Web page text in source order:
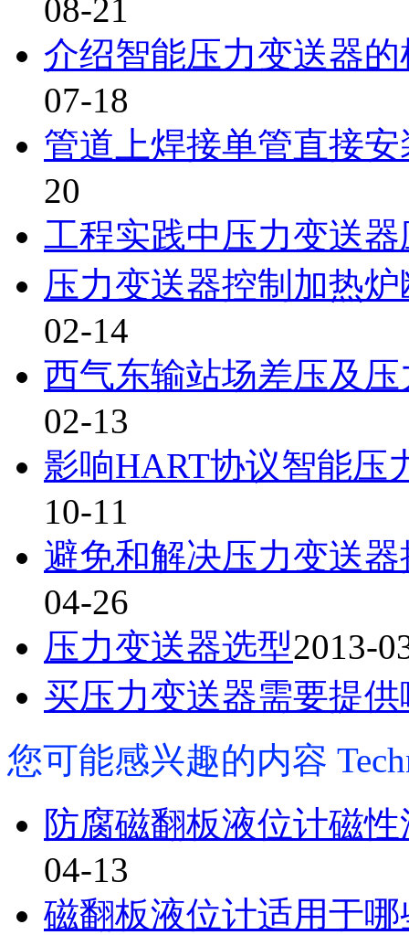
08-21
介绍智能压力变送器
07-18
管道上焊接单管直接
20
工程实践中压力变送
压力变送器控制加热
02-14
西气东输站场差压及
02-13
影响HART协议智能压
10-11
避免和解决压力变送
04-26
压力变送器选型2013-
买压力变送器需要提
您可能感兴趣的内容
防腐磁翻板液位计磁
04-13
磁翻板液位计适用于